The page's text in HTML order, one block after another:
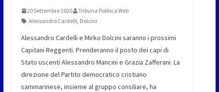
20 Settembre 2020
Tribuna Politica Web
Alessandro Cardelli, Dolcini
Alessandro Cardelli e Mirko Dolcini saranno i prossimi
Capitani Reggenti. Prenderanno il posto dei capi di
Stato uscenti Alessandro Mancini e Grazia Zafferani. La
direzione del Partito democratico cristiano
sammarinese, insieme al gruppo consiliare, ha